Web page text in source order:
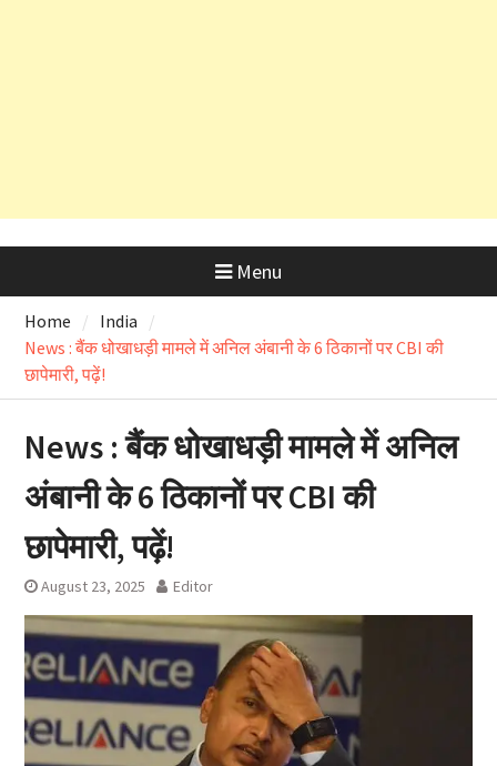
Menu
Home
India
News : बैंक धोखाधड़ी मामले में अनिल अंबानी के 6 ठिकानों पर CBI की
छापेमारी, पढ़ें!
News : बैंक धोखाधड़ी मामले में अनिल
अंबानी के 6 ठिकानों पर CBI की
छापेमारी, पढ़ें!
August 23, 2025 Editor